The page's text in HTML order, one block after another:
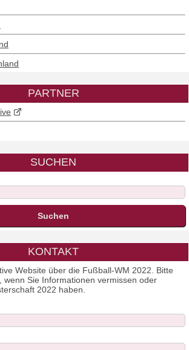
PARTNER
SUCHEN
KONTAKT
Website über die Fußball-WM 2022. Bitte
wenn Sie Informationen vermissen oder
2022 haben.